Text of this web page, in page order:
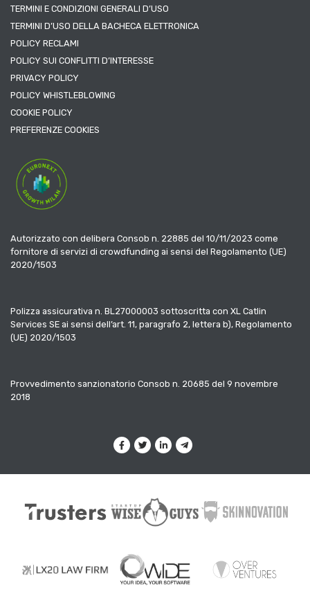
TERMINI E CONDIZIONI GENERALI D’USO
TERMINI D’USO DELLA BACHECA ELETTRONICA
POLICY RECLAMI
POLICY SUI CONFLITTI D’INTERESSE
PRIVACY POLICY
POLICY WHISTLEBLOWING
COOKIE POLICY
PREFERENZE COOKIES
Autorizzato con delibera Consob n. 22885 del 10/11/2023 come
fornitore di servizi di crowdfunding ai sensi del Regolamento (UE)
2020/1503
Polizza assicurativa n. BL27000003 sottoscritta con XL Catlin
Services SE ai sensi dell’art. 11, paragrafo 2, lettera b), Regolamento
(UE) 2020/1503
Provvedimento sanzionatorio Consob n. 20685 del 9 novembre
2018